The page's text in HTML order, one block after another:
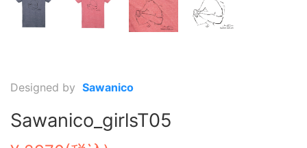
Designed by Sawanico
Sawanico_girlsT05